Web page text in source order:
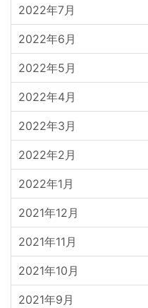
2022年7月
2022年6月
2022年5月
2022年4月
2022年3月
2022年2月
2022年1月
2021年12月
2021年11月
2021年10月
2021年9月